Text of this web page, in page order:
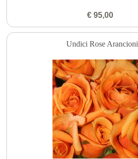
€ 95,00
Undici Rose Arancioni